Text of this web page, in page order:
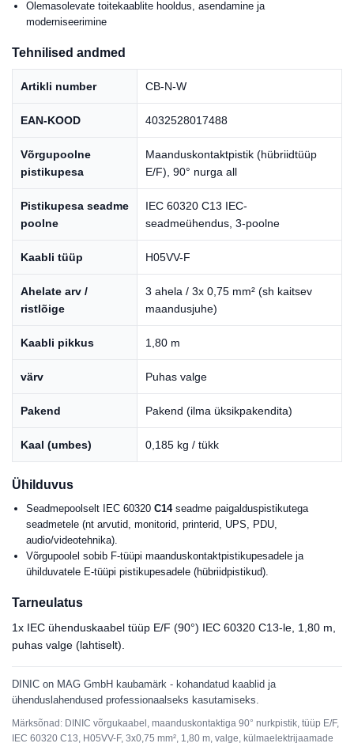
Olemasolevate toitekaablite hooldus, asendamine ja
moderniseerimine
Tehnilised andmed
Artikli number CB-N-W
EAN-KOOD 4032528017488
Võrgupoolne
pistikupesa
Maanduskontaktpistik (hübriidtüüp
E/F), 90° nurga all
Pistikupesa seadme
poolne
IEC 60320 C13 IEC-
seadmeühendus, 3-poolne
Kaabli tüüp H05VV-F
Ahelate arv /
ristlõige
3 ahela / 3x 0,75 mm² (sh kaitsev
maandusjuhe)
Kaabli pikkus 1,80 m
värv Puhas valge
Pakend Pakend (ilma üksikpakendita)
Kaal (umbes) 0,185 kg / tükk
Ühilduvus
Seadmepoolselt IEC 60320 C14seadme paigalduspistikutega
seadmetele (nt arvutid, monitorid, printerid, UPS, PDU,
audio/videotehnika).
Võrgupoolel sobib F-tüüpi maanduskontaktpistikupesadele ja
ühilduvatele E-tüüpi pistikupesadele (hübriidpistikud).
Tarneulatus
1x IEC ühenduskaabel tüüp E/F (90°) IEC 60320 C13-le, 1,80 m,
puhas valge (lahtiselt).
DINIC on MAG GmbH kaubamärk - kohandatud kaablid ja
ühenduslahendused professionaalseks kasutamiseks.
Märksõnad: DINIC võrgukaabel, maanduskontaktiga 90° nurkpistik, tüüp E/F,
IEC 60320 C13, H05VV-F, 3x0,75 mm², 1,80 m, valge, külmaelektrijaamade